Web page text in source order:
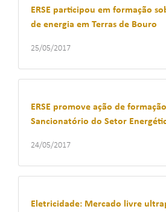
ERSE participou em formação
de energia em Terras de Bouro
25/05/2017
ERSE promove ação de
Sancionatório do Setor
24/05/2017
Eletricidade: Mercado livre